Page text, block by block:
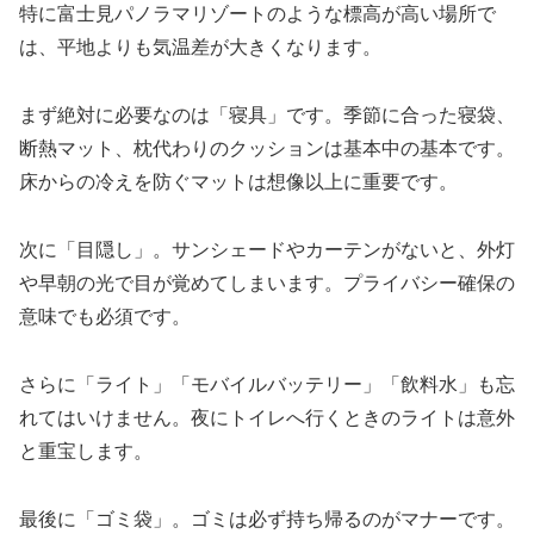
特に富士見パノラマリゾート のような標高が高い場所で
は、平地よりも気温差が大きくなります。
まず絶対に必要なのは「寝具」です。季節に合った寝袋、
断熱マット、枕代わりのクッションは基本中の基本です。
床からの冷えを防ぐマットは想像以上に重要です。
次に「目隠し」。サンシェードやカーテンがないと、外灯
や早朝の光で目が覚めてしまいます。プライバシー確保の
意味でも必須です。
さらに「ライト」「モバイルバッテリー」「飲料水」も忘
れてはいけません。夜にトイレへ行くときのライトは意外
と重宝します。
最後に「ゴミ袋」。ゴミは必ず持ち帰るのがマナーです。